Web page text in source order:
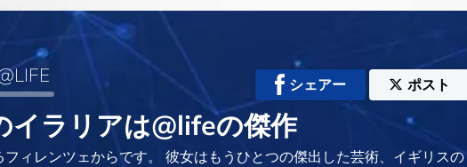
シェアー ポスト
イラリアは@lifeの傑作
ィレンツェからです。 彼女はもうひとつの傑出した芸術、イギリスの